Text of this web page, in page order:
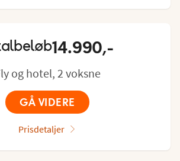
14.990,-
og hotel, 2 voksne
GÅ VIDERE
Prisdetaljer